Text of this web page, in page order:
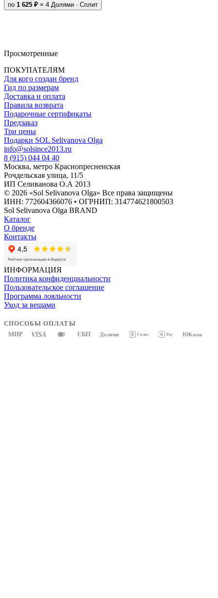
по 1 625 ₽ × 4 Долями · Сплит
Просмотренные
ПОКУПАТЕЛЯМ
Для кого создан бренд
Гид по размерам
Доставка и оплата
Правила возврата
Подарочные сертификаты
Предзаказ
Три цены
Подарки SOL Selivanova Olga
info@solsince2013.ru
8 (915) 044 04 40
Москва, метро Краснопресненская
Рочдельская улица, 11/5
ИП Селиванова О.А 2013
© 2026 «Sol Selivanova Olga» Все права защищены
ИНН: 772604366076 • ОГРНИП: 314774621800503
Sol Selivanova Olga BRAND
Каталог
О бренде
Контакты
ИНФОРМАЦИЯ
Политика конфиденциальности
Пользовательское соглашение
Программа лояльности
Уход за вещами
СПОСОБЫ ОПЛАТЫ
МИР VISA СБП Долями Я Сплит Я Pay ЮKassa